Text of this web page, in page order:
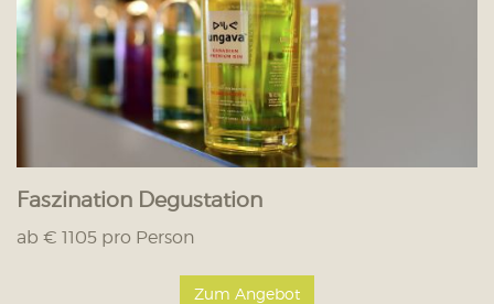
Faszination Degustation
ab € 1105 pro Person
Zum Angebot